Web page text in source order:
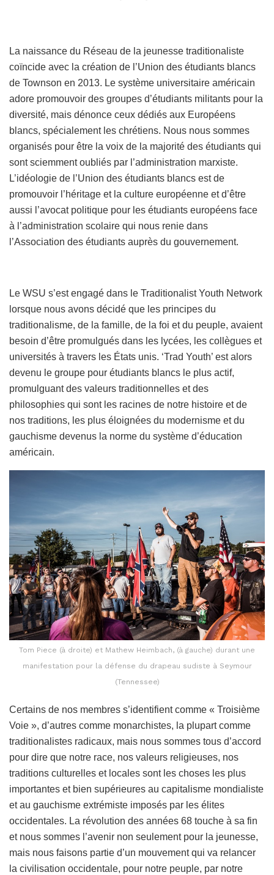
La naissance du Réseau de la jeunesse traditionaliste
coïncide avec la création de l’Union des étudiants blancs
de Townson en 2013. Le système universitaire américain
adore promouvoir des groupes d’étudiants militants pour la
diversité, mais dénonce ceux dédiés aux Européens
blancs, spécialement les chrétiens. Nous nous sommes
organisés pour être la voix de la majorité des étudiants qui
sont sciemment oubliés par l’administration marxiste.
L’idéologie de l’Union des étudiants blancs est de
promouvoir l’héritage et la culture européenne et d’être
aussi l’avocat politique pour les étudiants européens face
à l’administration scolaire qui nous renie dans
l’Association des étudiants auprès du gouvernement.
Le WSU s’est engagé dans le Traditionalist Youth Network
lorsque nous avons décidé que les principes du
traditionalisme, de la famille, de la foi et du peuple, avaient
besoin d’être promulgués dans les lycées, les collègues et
universités à travers les États unis. ‘Trad Youth’ est alors
devenu le groupe pour étudiants blancs le plus actif,
promulguant des valeurs traditionnelles et des
philosophies qui sont les racines de notre histoire et de
nos traditions, les plus éloignées du modernisme et du
gauchisme devenus la norme du système d’éducation
américain.
Tom Piece (à droite) et Mathew Heimbach, (à gauche) durant une
manifestation pour la défense du drapeau sudiste à Seymour
(Tennessee)
Certains de nos membres s’identifient comme « Troisième
Voie », d’autres comme monarchistes, la plupart comme
traditionalistes radicaux, mais nous sommes tous d’accord
pour dire que notre race, nos valeurs religieuses, nos
traditions culturelles et locales sont les choses les plus
importantes et bien supérieures au capitalisme mondialiste
et au gauchisme extrémiste imposés par les élites
occidentales. La révolution des années 68 touche à sa fin
et nous sommes l’avenir non seulement pour la jeunesse,
mais nous faisons partie d’un mouvement qui va relancer
la civilisation occidentale, pour notre peuple, par notre